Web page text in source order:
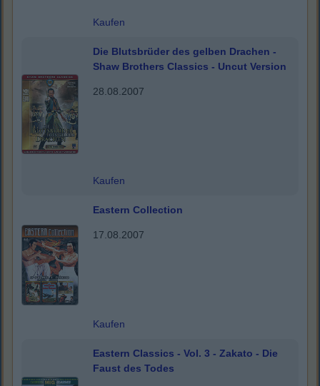
Kaufen
Die Blutsbrüder des gelben Drachen -
Shaw Brothers Classics - Uncut Version
28.08.2007
Kaufen
Eastern Collection
17.08.2007
Kaufen
Eastern Classics - Vol. 3 - Zakato - Die
Faust des Todes